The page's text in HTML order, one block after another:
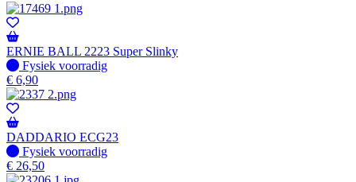
ERNIE BALL 2223 Super Slinky
Fysiek voorradig
Fysiek voorradig
€ 6,90
DADDARIO ECG23
Fysiek voorradig
Fysiek voorradig
€ 26,50